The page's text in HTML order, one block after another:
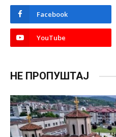
Facebook
YouTube
НЕ ПРОПУШТАЈ